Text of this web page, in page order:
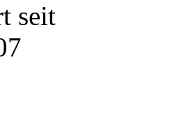
seit